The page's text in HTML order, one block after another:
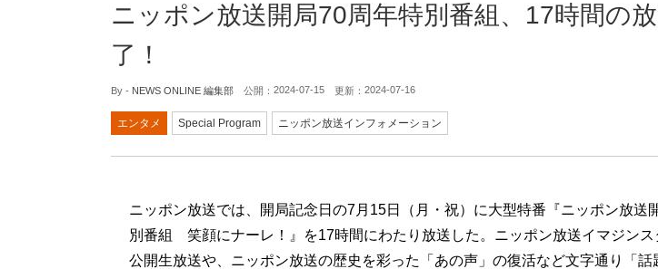
ニッポン放送開局70周年特別番組、17時間の
了！
By - NEWS ONLINE 編集部 公開： 2024-07-15 更新： 2024-07-16
エンタメ Special Program ニッポン放送インフォメーション
ニッポン放送では、開局記念日の7月15日（月・祝）に大型特番『ニッポン放送
別番組 笑顔にナーレ！』を17時間にわたり放送した。ニッポン放送イマジンス
公開生放送や、ニッポン放送の歴史を彩った「あの声」の復活など文字通り「話